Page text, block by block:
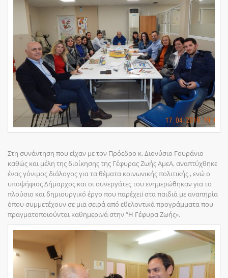
Στη συνάντηση που είχαν με τον Πρόεδρο κ. Διονύσιο Γουράνιο
καθώς και μέλη της διοίκησης της Γέφυρας Ζωής ΑμεΑ, αναπτύχθηκε
ένας γόνιμος διάλογος για τα θέματα κοινωνικής πολιτικής , ενώ ο
υποψήφιος Δήμαρχος και οι συνεργάτες του ενημερώθηκαν για το
πλούσιο και δημιουργικό έργο που παρέχειi στα παιδιά με αναπηρία
όπου συμμετέχουν σε μια σειρά από εθελοντικά προγράμματα που
πραγματοποιούνται καθημερινά στην “Η Γέφυρα Ζωής».